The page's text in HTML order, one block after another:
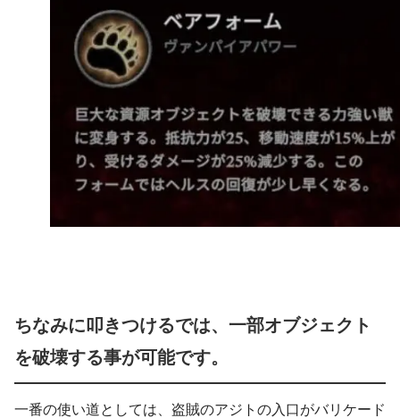
ちなみに叩きつけるでは、一部オブジェクト
を破壊する事が可能です。
一番の使い道としては、盗賊のアジトの入口がバリケード